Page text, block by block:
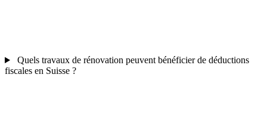
Quels travaux de rénovation peuvent bénéficier de déductions
fiscales en Suisse ?